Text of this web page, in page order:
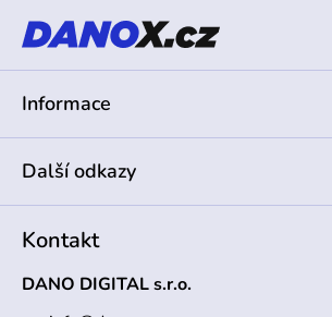
t
Informace
Další odkazy
Kontakt
DANO DIGITAL s.r.o.